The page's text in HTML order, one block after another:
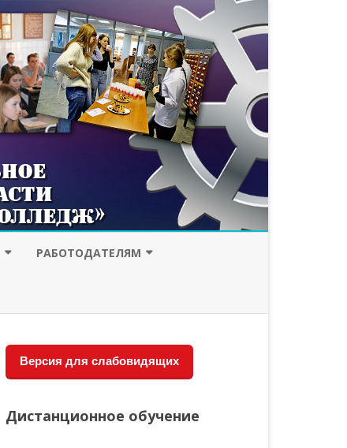
РАБОТОДАТЕЛЯМ
Версия для слабовидящих
Дистанционное обучение